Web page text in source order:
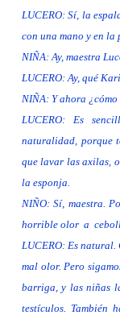
LUCERO: Sí, la
con una mano y en la
NIÑA: Ay, maestra
LUCERO: Ay, qué
NIÑA: Y ahora
LUCERO: Es
naturalidad, porque
que lavar las axilas,
la esponja.
NIÑO: Sí, maestra.
horrible olor a
LUCERO: Es natural.
mal olor. Pero
barriga, y las niñas
testículos. También